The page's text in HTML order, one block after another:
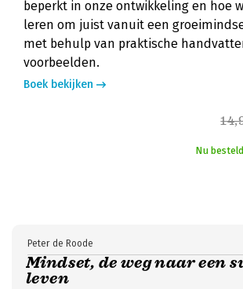
beperkt in onze ontwikkeling en hoe
leren om juist vanuit een
met behulp van praktische
voorbeelden.
Boek bekijken
Nu
Mindset, de weg naar een
leven
Peter de Roode